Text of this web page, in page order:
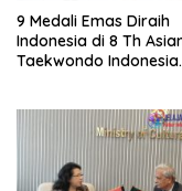
9 Medali Emas Diraih
Indonesia di 8 Th
Taekwondo Indonesia